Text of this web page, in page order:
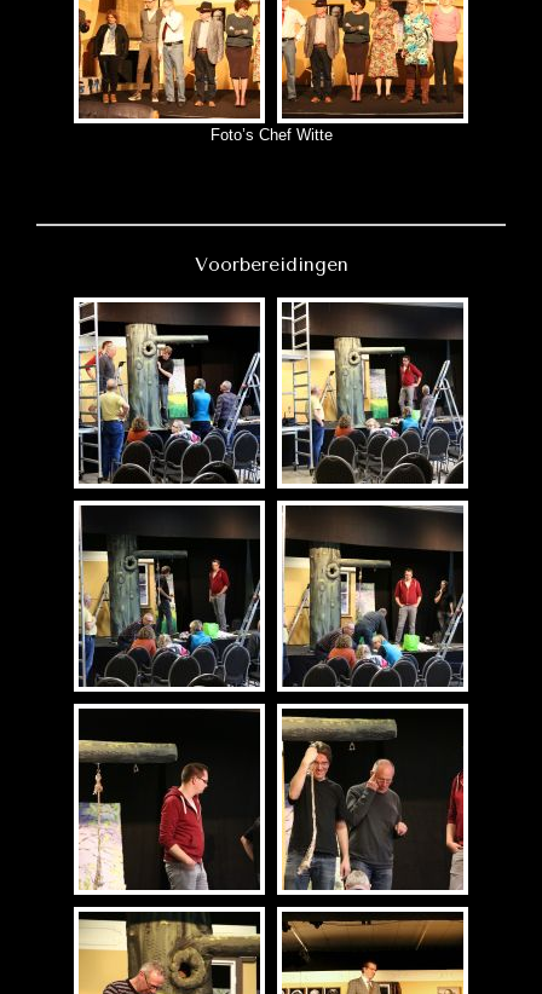
Foto’s Chef Witte
Voorbereidingen